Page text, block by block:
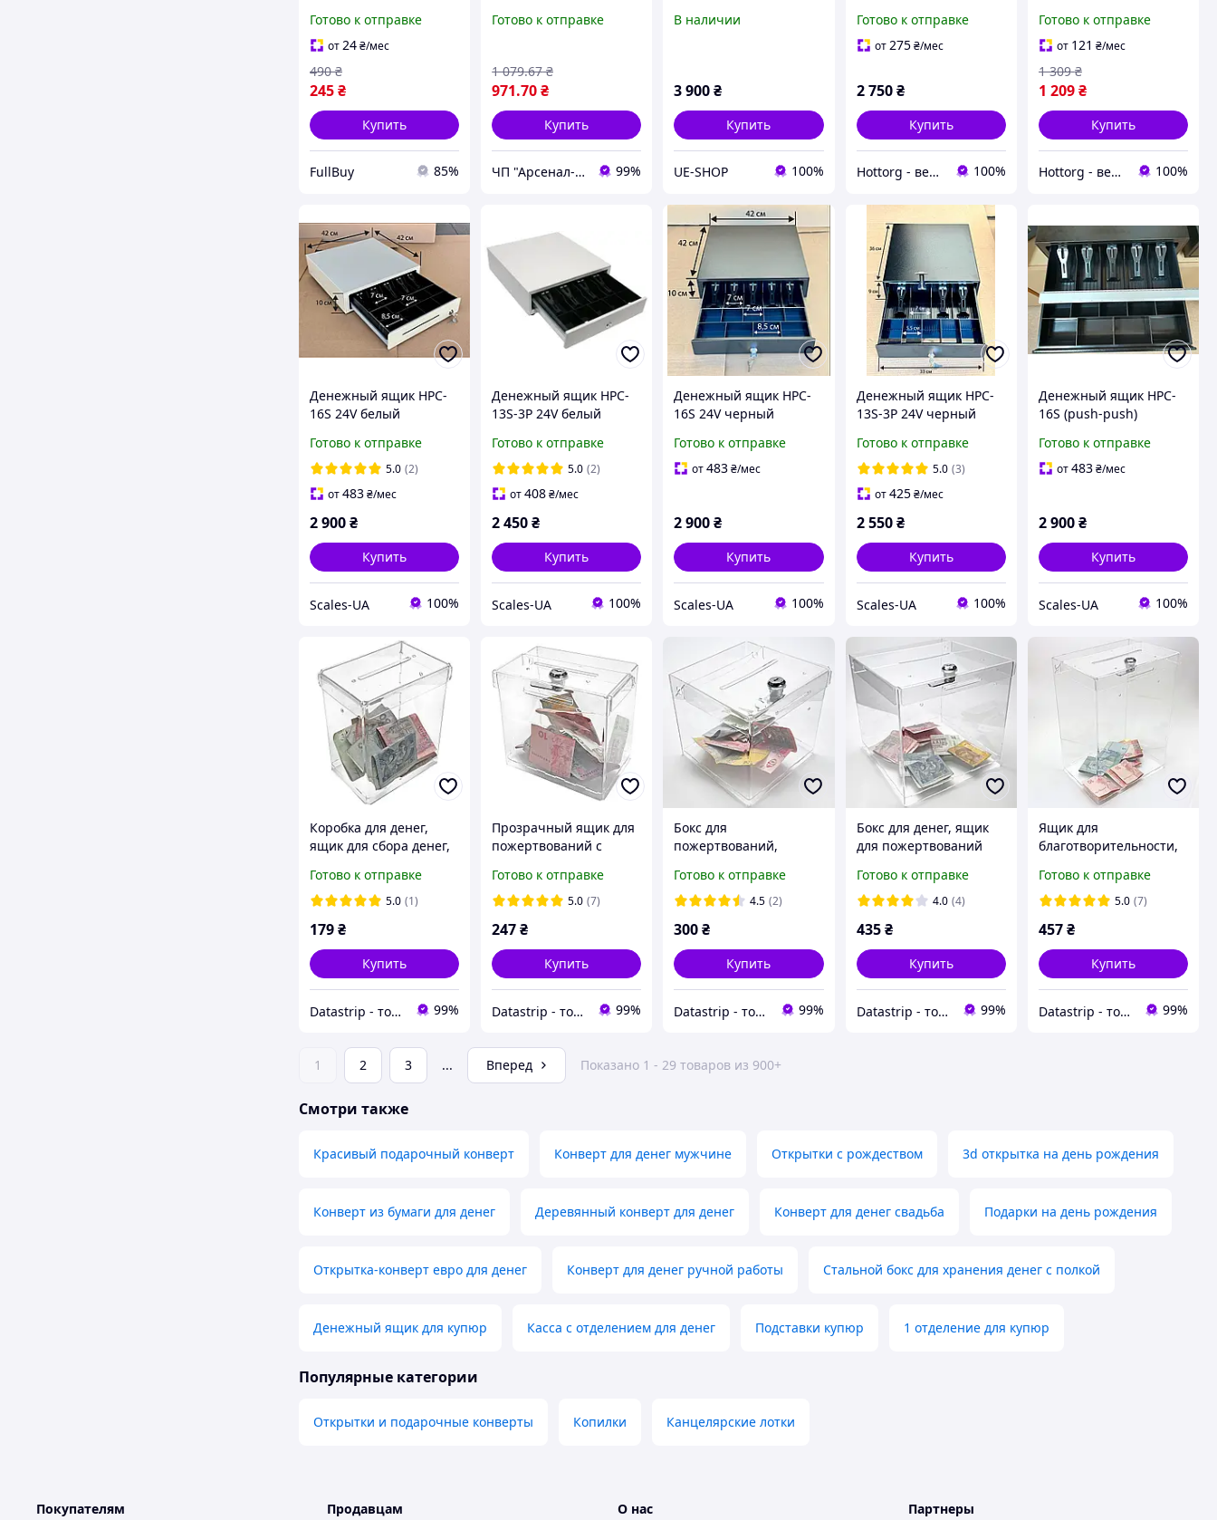
лоток с отверстиями
удобный легкий в
использовании
экономия денег на
Готово к отправке
от24₴/мес
245₴
490 ₴
Купить
FullBuy 85%
2127 серебристый
Готово к отправке
971.70₴
1 079.67 ₴
Купить
ЧП "Арсенал-У" 99%
В наличии
3 900₴
Купить
UE-SHOP 100%
Готово к отправке
от275 ₴/мес
2 750 ₴
Купить
Hottorg - весы, торговое, ресторанное, складское оборудование 100%
Готово к отправке
от 121 ₴/мес
1 209₴
1 309 ₴
Купить
Hottorg - весы, торговое, ресторанное, складское оборудование 100%
Денежный ящик HPC-
16S 24V белый
Готово к отправке
5.0 (2)
от483₴/мес
2 900₴
Купить
Scales-UA 100%
Денежный ящик HPC-
13S-3P 24V белый
Готово к отправке
5.0 (2)
от408₴/мес
2 450₴
Купить
Scales-UA 100%
Денежный ящик HPC-
16S 24V черный
Готово к отправке
от483₴/мес
2 900₴
Купить
Scales-UA 100%
Денежный ящик HPC-
13S-3P 24V черный
Готово к отправке
5.0 (3)
от425 ₴/мес
2 550 ₴
Купить
Scales-UA 100%
Денежный ящик HPC-
16S (push-push)
Готово к отправке
от483₴/мес
2 900₴
Купить
Scales-UA 100%
Коробка для денег,
ящик для сбора денег,
120x150x80мм. Объем
1,5 литра
Готово к отправке
5.0 (1)
179₴
Купить
Datastrip - торговое оборудование для магазинов и кафе 99%
Прозрачный ящик для
пожертвований с
150x150x100. Объем 2,2
литра
Готово к отправке
5.0 (7)
247₴
Купить
Datastrip - торговое оборудование для магазинов и кафе 99%
Бокс для
пожертвований,
150x150x150 + замок
(Cash box). Объем 3,5
Готово к отправке
4.5 (2)
300₴
Купить
Datastrip - торговое оборудование для магазинов и кафе 99%
Бокс для денег, ящик
для пожертвований
200x200x200 с замок.
Объем 8 литров
Готово к отправке
4.0 (4)
435 ₴
Купить
Datastrip - торговое оборудование для магазинов и кафе 99%
Ящик для
благотворительности,
210x300x150 с замком,
кешбокс. Объем 10
Готово к отправке
5.0 (7)
457₴
Купить
Datastrip - торговое оборудование для магазинов и кафе 99%
1 2 3 ... Вперед Показано 1 - 29 товаров из 900+
Смотри также
Красивый подарочный конверт Конверт для денег мужчине Открытки с рождеством 3d открытка на день рождения
Конверт из бумаги для денег Деревянный конверт для денег Конверт для денег свадьба Подарки на день рождения
Открытка-конверт евро для денег Конверт для денег ручной работы Стальной бокс для хранения денег с полкой
Денежный ящик для купюр Касса с отделением для денег Подставки купюр 1 отделение для купюр
Популярные категории
Открытки и подарочные конверты Копилки Канцелярские лотки
Покупателям Продавцам О нас Партнеры